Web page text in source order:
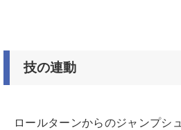
技の連動
ロールターンからのジャンプシ